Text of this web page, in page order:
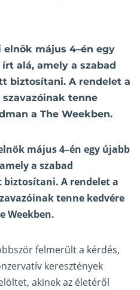
május 4–én egy
alá, amely a szabad
biztosítani. A rendelet a
tenne
a The Weekben.
május 4–én egy újabb
a szabad
A rendelet a
tenne kedvére
Weekben.
felmerült a kérdés,
keresztények
akinek az életéről